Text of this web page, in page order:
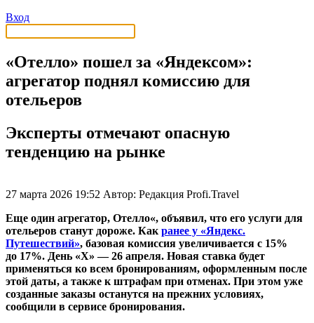
Вход
«Отелло» пошел за «Яндексом»:
агрегатор поднял комиссию для
отельеров
Эксперты отмечают опасную
тенденцию на рынке
27 марта 2026 19:52 Автор: Редакция Profi.Travel
Еще один агрегатор, Отелло«, объявил, что его услуги для
отельеров станут дороже. Как ранее у «Яндекс.
Путешествий», базовая комиссия увеличивается с 15%
до 17%. День «Х» — 26 апреля. Новая ставка будет
применяться ко всем бронированиям, оформленным после
этой даты, а также к штрафам при отменах. При этом уже
созданные заказы останутся на прежних условиях,
сообщили в сервисе бронирования.